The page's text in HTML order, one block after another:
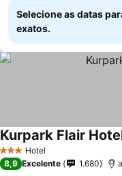
Selecione as datas
exatos.
3 EstrelasHotel
Kurpark Flair
8,9 Excelente 1.680